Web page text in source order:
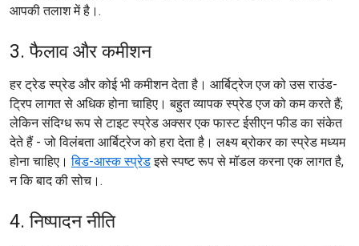
आपकी तलाश में है।.
3. फैलाव और कमीशन
हर ट्रेड स्प्रेड और कोई भी कमीशन देता है। आर्बिट्रेज एज को उस राउंड-
ट्रिप लागत से अधिक होना चाहिए। बहुत व्यापक स्प्रेड एज को कम करते हैं;
लेकिन संदिग्ध रूप से टाइट स्प्रेड अक्सर एक फास्ट ईसीएन फीड का संकेत
देते हैं - जो विलंबता आर्बिट्रेज को हरा देता है। लक्ष्य ब्रोकर का स्प्रेड मध्यम
होना चाहिए।बिड-आस्क स्प्रेडइसे स्पष्ट रूप से मॉडल करना एक लागत है,
न कि बाद की सोच।.
4. निष्पादन नीति